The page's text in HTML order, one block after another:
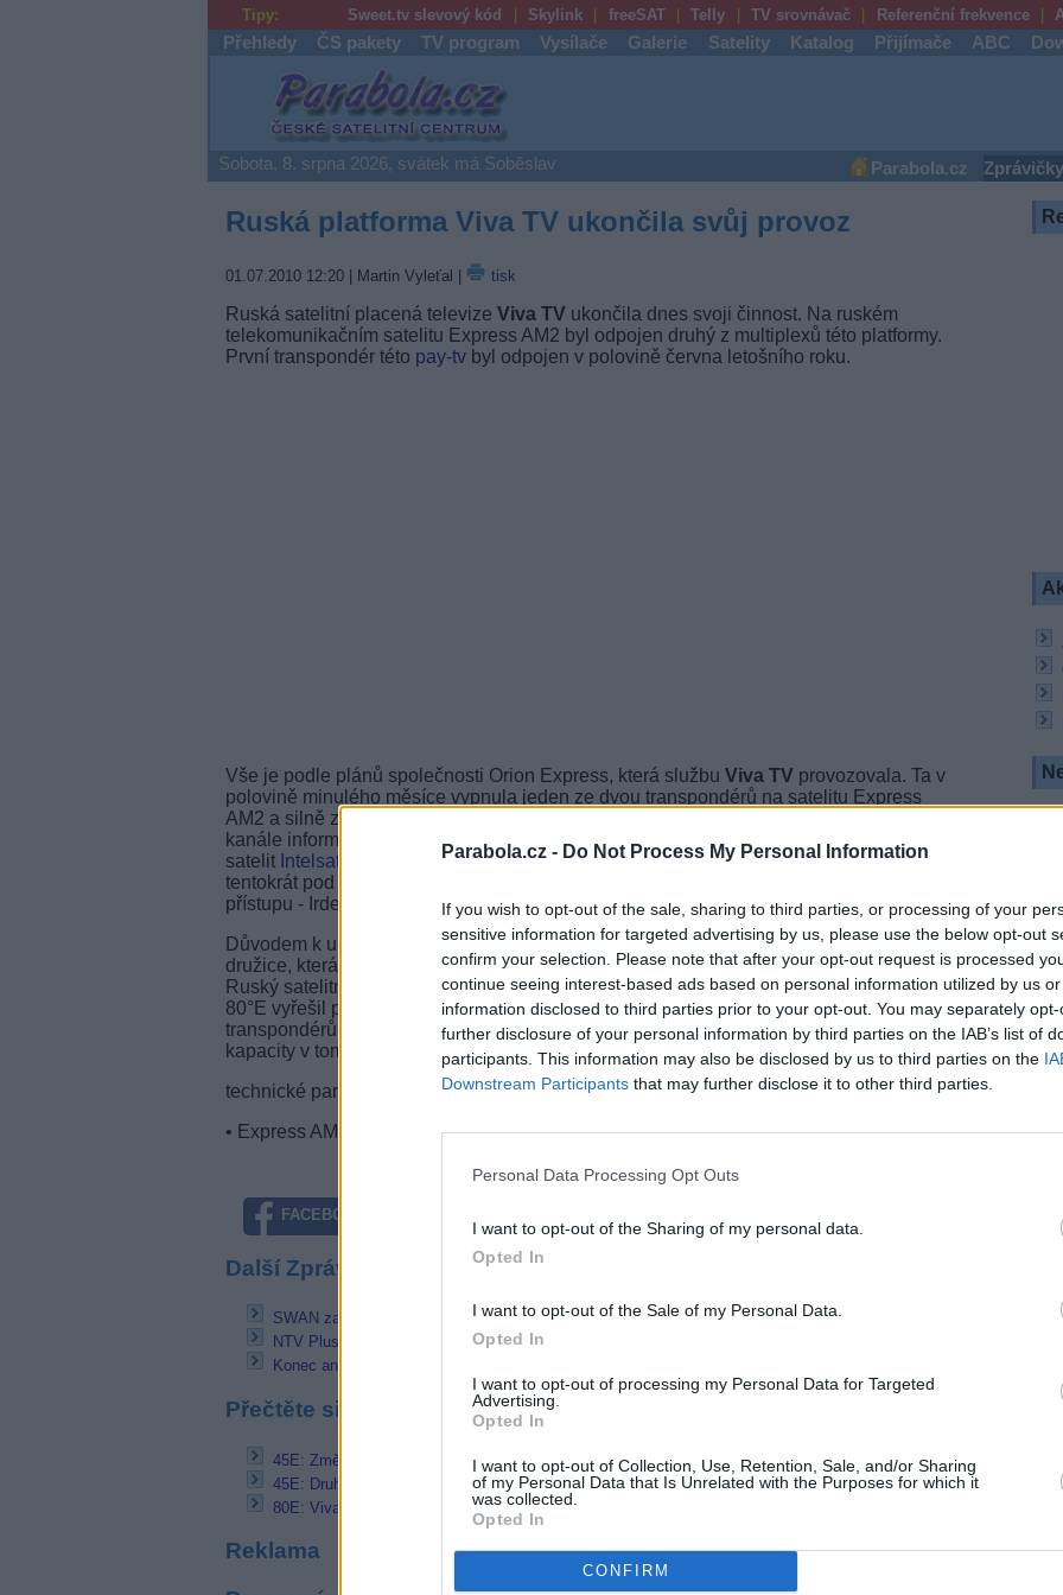
Parabola.cz - Do Not Process My Personal Information
If you wish to opt-out of the sale, sharing to third parties, or processing of your
sensitive information for targeted advertising by us, please use the below opt-out
confirm your selection. Please note that after your opt-out request is processed
continue seeing interest-based ads based on personal information utilized by us
information disclosed to third parties prior to your opt-out. You may separately
further disclosure of your personal information by third parties on the IAB’s list of
participants. This information may also be disclosed by us to third parties on the
Downstream Participants that may further disclose it to other third parties.
Personal Data Processing Opt Outs
I want to opt-out of the Sharing of my personal data.
Opted In
I want to opt-out of the Sale of my Personal Data.
Opted In
I want to opt-out of processing my Personal Data for Targeted
Advertising.
Opted In
I want to opt-out of Collection, Use, Retention, Sale, and/or Sharing
of my Personal Data that Is Unrelated with the Purposes for which it
was collected.
Opted In
CONFIRM
Tipy: Sweet.tv slevový kód Skylink freeSAT Telly TV srovnávač Referenční frekvence
Přehledy ČS pakety TV program Vysílače Galerie Satelity Katalog Přijímače ABC
Parabola.cz
Sobota, 8. srpna 2026, svátek má Soběslav Parabola.cz Zprávičky
Ruská platforma Viva TV ukončila svůj provoz
01.07.2010 12:20| Martin Vyleťal | tisk
Ruská satelitní placená televize Viva TVukončila dnes svoji činnost. Na ruském
telekomunikačním satelitu Express AM2 byl odpojen druhý z multiplexů této platformy.
První transpondér této pay-tvbyl odpojen v polovině června letošního roku.
Vše je podle plánů společnosti Orion Express, která službu Viva TVprovozovala. Ta v
polovině minulého měsíce vypnula jeden ze dvou transpondérů na satelitu Express
AM2 a silně zredukovala svoji programovou nabídku na pozici 80°E a diváky na info
kanále informovala o potřebě přeladění na nedalekou pozici 85,2 st. východně na nový
satelit Intelsat 15
, který se stává nepřímým pokračovatelem placeného vysílání -
tentokrát pod novým názvem
přístupu - Irdeto.
Důvodem k ukončení vysíláníViva TVna satelitu Express AM2 je technický stav
družice, která již neumožňuje celodenní vysílání a poskytování služeb DTH platformy.
Ruský satelitní operátor RSCC, provozovatel družic Express, havarijní stav pozice
80°E vyřešil pouze částečně novým satelitem Express MD1, který má několik
transpondérů v C pásmu. Kapacitu v Ku pásmu nemá a 80°E bude proto dočasně bez
kapacity v tomto pásmu.
technické parametry transpondéru Viva TV, který byl odpojen:
• Express AM2 (80°E), freq. 11,044 GHz, pol. H, SR 44948, FEC 5/6, DVB-S/QPSK
FACEBOOK
Další Zprávičky
SWAN zaradil do digitálnej TV nový balík MIX a TV Nitričku
NTV Plus přinese přenosy z MS ve fotbale ve 3D
Konec analogu. Nové možnosti DX příjmu na Českobudějovicku.
Přečtěte si také
45E: Změna symbol rate u paketu Vivacom
45E: Druhý transpondér bulharské pay-tv Vivacom
80E: Viva TV zredukovala nabídku. K 30.6. skončí
Reklama